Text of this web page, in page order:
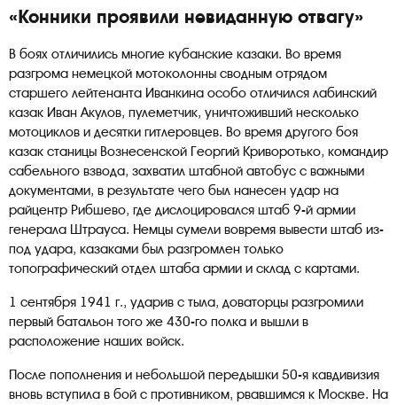
«Конники проявили невиданную отвагу»
В боях отличились многие кубанские казаки. Во время
разгрома немецкой мотоколонны сводным отрядом
старшего лейтенанта Иванкина особо отличился лабинский
казак Иван Акулов, пулеметчик, уничтоживший несколько
мотоциклов и десятки гитлеровцев. Во время другого боя
казак станицы Вознесенской Георгий Криворотько, командир
сабельного взвода, захватил штабной автобус с важными
документами, в результате чего был нанесен удар на
райцентр Рибшево, где дислоцировался штаб 9-й армии
генерала Штрауса. Немцы сумели вовремя вывести штаб из-
под удара, казаками был разгромлен только
топографический отдел штаба армии и склад с картами.
1 сентября 1941 г., ударив с тыла, доваторцы разгромили
первый батальон того же 430-го полка и вышли в
расположение наших войск.
После пополнения и небольшой передышки 50-я кавдивизия
вновь вступила в бой с противником, рвавшимся к Москве. На